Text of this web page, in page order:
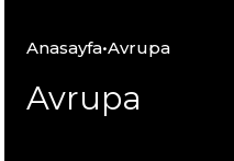
Anasayfa•Avrupa
Avrupa